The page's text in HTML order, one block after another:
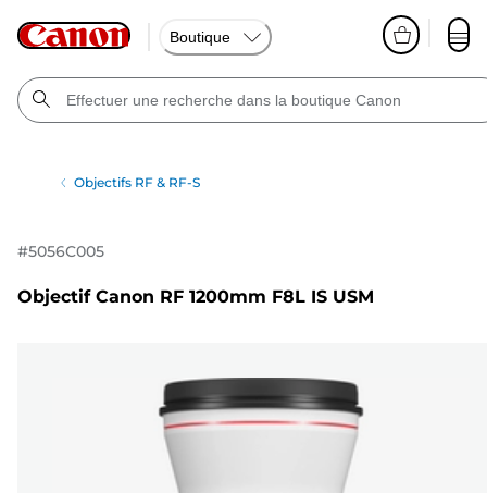
Boutique
Objectifs RF & RF-S
#5056C005
Objectif Canon RF 1200mm F8L IS USM